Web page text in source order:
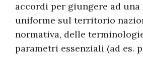
accordi per giungere ad una
uniforme sul territorio
normativa, delle
parametri essenziali (ad es.